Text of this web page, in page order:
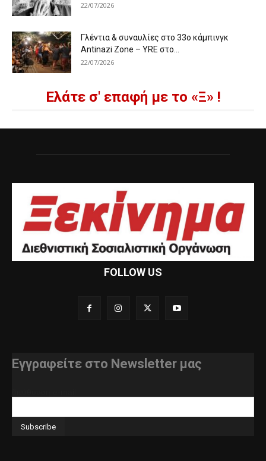
22/07/2026
Γλέντια & συναυλίες στο 33ο κάμπινγκ
Antinazi Zone – YRE στο...
22/07/2026
Ελάτε σ' επαφή με το «Ξ» !
FOLLOW US
Εγγραφείτε στο Newsletter μας